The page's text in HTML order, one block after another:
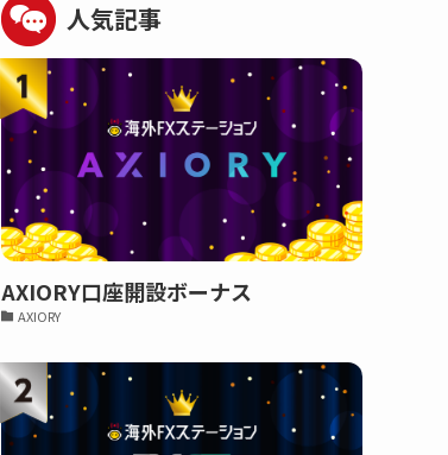
人気記事
AXIORY口座開設ボーナス
AXIORY